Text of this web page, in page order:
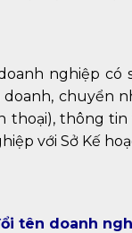
nghiệp có
chuyển
thoại), thông
với Sở Kế
tên doanh